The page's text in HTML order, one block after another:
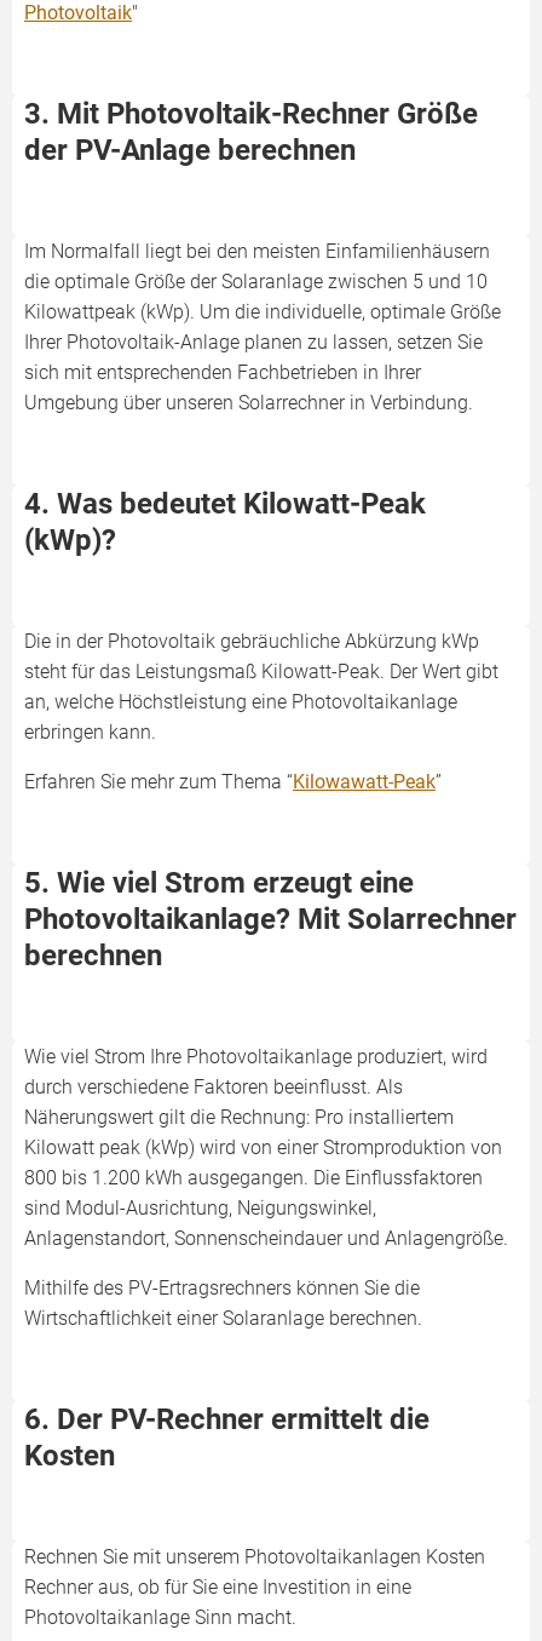
Photovoltaik"
3. Mit Photovoltaik-Rechner Größe
der PV-Anlage berechnen
Im Normalfall liegt bei den meisten Einfamilienhäusern
die optimale Größe der Solaranlage zwischen 5 und 10
Kilowattpeak (kWp). Um die individuelle, optimale Größe
Ihrer Photovoltaik-Anlage planen zu lassen, setzen Sie
sich mit entsprechenden Fachbetrieben in Ihrer
Umgebung über unseren Solarrechner in Verbindung.
4. Was bedeutet Kilowatt-Peak
(kWp)?
Die in der Photovoltaik gebräuchliche Abkürzung kWp
steht für das Leistungsmaß Kilowatt-Peak. Der Wert gibt
an, welche Höchstleistung eine Photovoltaikanlage
erbringen kann.
Erfahren Sie mehr zum Thema “Kilowawatt-Peak”
5. Wie viel Strom erzeugt eine
Photovoltaikanlage? Mit Solarrechner
berechnen
Wie viel Strom Ihre Photovoltaikanlage produziert, wird
durch verschiedene Faktoren beeinflusst. Als
Näherungswert gilt die Rechnung: Pro installiertem
Kilowatt peak (kWp) wird von einer Stromproduktion von
800 bis 1.200 kWh ausgegangen. Die Einflussfaktoren
sind Modul-Ausrichtung, Neigungswinkel,
Anlagenstandort, Sonnenscheindauer und Anlagengröße.
Mithilfe des PV-Ertragsrechners können Sie die
Wirtschaftlichkeit einer Solaranlage berechnen.
6. Der PV-Rechner ermittelt die
Kosten
Rechnen Sie mit unserem Photovoltaikanlagen Kosten
Rechner aus, ob für Sie eine Investition in eine
Photovoltaikanlage Sinn macht.